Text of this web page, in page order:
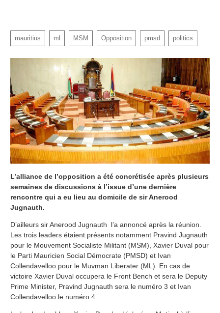
mauritius ml MSM Opposition pmsd politics
L’alliance de l’opposition a été concrétisée après plusieurs
semaines de discussions à l’issue d’une dernière
rencontre qui a eu lieu au domicile de sir Anerood
Jugnauth.
D’ailleurs sir Anerood Jugnauth l’a annoncé après la réunion.
Les trois leaders étaient présents notamment Pravind Jugnauth
pour le Mouvement Socialiste Militant (MSM), Xavier Duval pour
le Parti Mauricien Social Démocrate (PMSD) et Ivan
Collendavelloo pour le Muvman Liberater (ML). En cas de
victoire Xavier Duval occupera le Front Bench et sera le Deputy
Prime Minister, Pravind Jugnauth sera le numéro 3 et Ivan
Collendavelloo le numéro 4.